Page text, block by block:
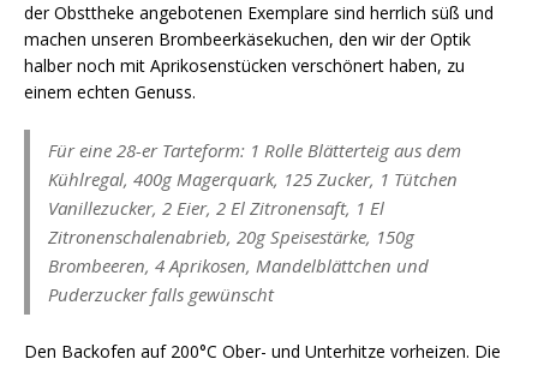
der Obsttheke angebotenen Exemplare sind herrlich süß und
machen unseren Brombeerkäsekuchen, den wir der Optik
halber noch mit Aprikosenstücken verschönert haben, zu
einem echten Genuss.
Für eine 28-er Tarteform: 1 Rolle Blätterteig aus dem
Kühlregal, 400g Magerquark, 125 Zucker, 1 Tütchen
Vanillezucker, 2 Eier, 2 El Zitronensaft, 1 El
Zitronenschalenabrieb, 20g Speisestärke, 150g
Brombeeren, 4 Aprikosen, Mandelblättchen und
Puderzucker falls gewünscht
Den Backofen auf 200°C Ober- und Unterhitze vorheizen. Die